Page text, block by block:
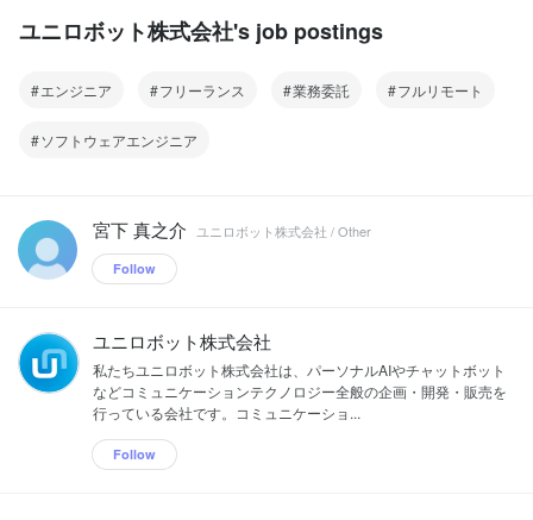
ユニロボット株式会社's job postings
エンジニア フリーランス 業務委託 フルリモート
ソフトウェアエンジニア
宮下 真之介 ユニロボット株式会社 / Other
Follow
ユニロボット株式会社
私たちユニロボット株式会社は、パーソナルAIやチャットボット
などコミュニケーションテクノロジー全般の企画・開発・販売を
行っている会社です。コミュニケーショ...
Follow